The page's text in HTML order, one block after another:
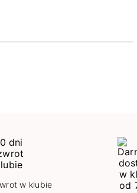
w klubie